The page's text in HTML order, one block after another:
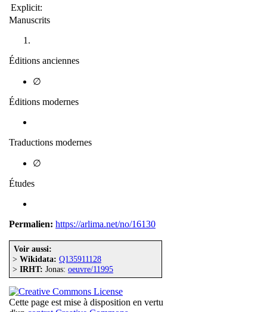
Explicit:
Manuscrits
Éditions anciennes
∅
Éditions modernes
Traductions modernes
∅
Études
Permalien: https://arlima.net/no/16130
Voir aussi:
> Wikidata: Q135911128
> IRHT: Jonas: oeuvre/11995
Cette page est mise à disposition en vertu